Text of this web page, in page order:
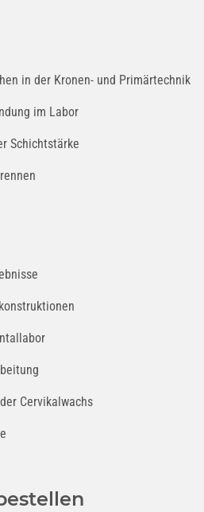
in der Kronen- und Primärtechnik
im Labor
Schichtstärke
Cervikalwachs